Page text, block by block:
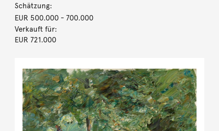
Schätzung:
EUR 500.000- 700.000
Verkauft für:
EUR 721.000